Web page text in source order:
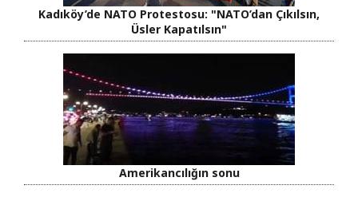
Kadıköy’de NATO Protestosu: "NATO’dan Çıkılsın,
Üsler Kapatılsın"
Amerikancılığın sonu